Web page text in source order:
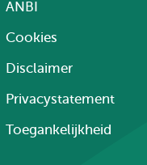
ANBI
Cookies
Disclaimer
Privacystatement
Toegankelijkheid